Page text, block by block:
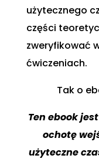
użytecznego
części
zweryfikować
ćwiczeniach.
Tak o
Ten ebook
ochotę
użyteczne